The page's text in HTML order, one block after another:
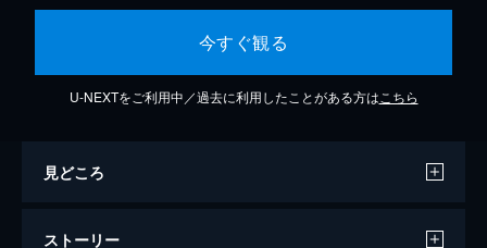
今すぐ観る
U-NEXTをご利用中／過去に利用したことがある方は こちら
見どころ
ストーリー